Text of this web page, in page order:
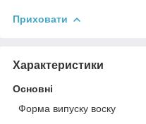
Приховати
Характеристики
Основні
Форма випуску воску